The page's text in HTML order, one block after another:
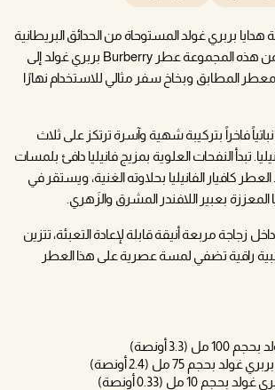
بربري غولد المستوحاة من الحدائق البريطانية
في فصل الربيع. تتضمن هذه المجموعة عطر Burberry بربري غولد إلى
المطابق وبخاخ سفر مثالي للاستخدام نهارًا
فاخراً بتركيبة شهية وآسرة ترتكز على ثلاث
تبدأ النفحات العلوية بمزيج فانيليا دافئ بلمسات
كافيار الفانيليا بحلاوته الغنية، ويستقر في
المعززة بعبير اللافندر المشرق والزَهري.
زجاجة مربعة أنيقة قابلة لإعادة التعبئة، تتزين
راقية تضفي لمسة عصرية على هذا العطر
(3.3 أونصة)
بحجم 75 مل (2.4 أونصة)
10 مل (0.33 أونصة)